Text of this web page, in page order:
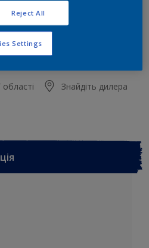
списку покупок
Знайдіть дилера
Reject All
Settings